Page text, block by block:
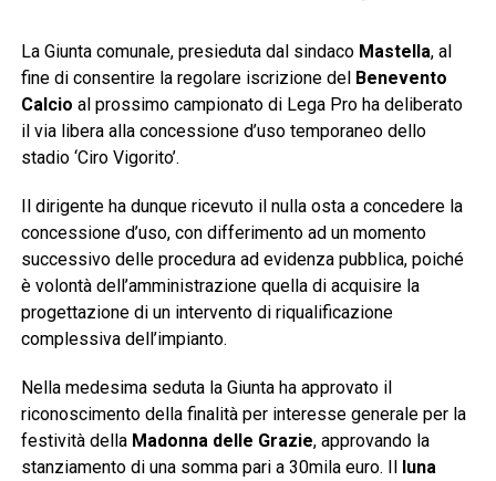
La Giunta comunale, presieduta dal sindaco Mastella, al
fine di consentire la regolare iscrizione del Benevento
Calcio al prossimo campionato di Lega Pro ha deliberato
il via libera alla concessione d’uso temporaneo dello
stadio ‘Ciro Vigorito’.
Il dirigente ha dunque ricevuto il nulla osta a concedere la
concessione d’uso, con differimento ad un momento
successivo delle procedura ad evidenza pubblica, poiché
è volontà dell’amministrazione quella di acquisire la
progettazione di un intervento di riqualificazione
complessiva dell’impianto.
Nella medesima seduta la Giunta ha approvato il
riconoscimento della finalità per interesse generale per la
festività della Madonna delle Grazie, approvando la
stanziamento di una somma pari a 30mila euro. Il luna